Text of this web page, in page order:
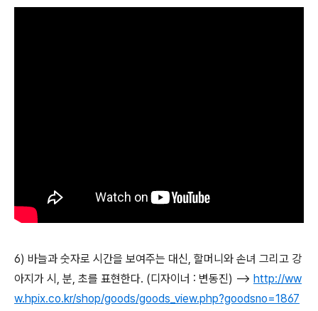
6) 바늘과 숫자로 시간을 보여주는 대신, 할머니와 손녀 그리고 강
아지가 시, 분, 초를 표현한다. (디자이너 : 변동진) --> http://ww
w.hpix.co.kr/shop/goods/goods_view.php?goodsno=1867